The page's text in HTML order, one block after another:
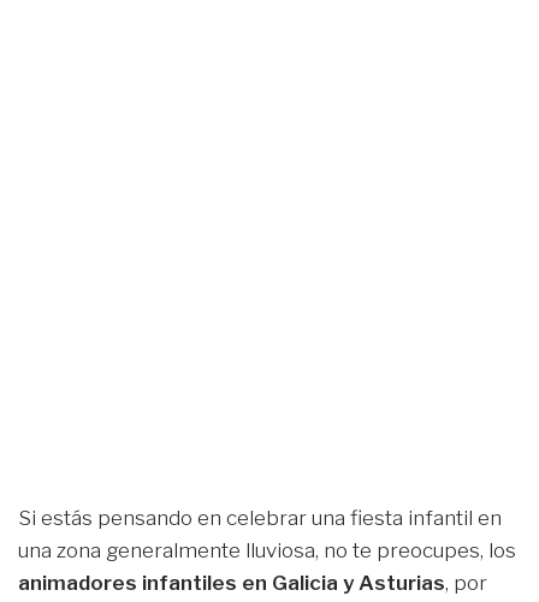
Si estás pensando en celebrar una fiesta infantil en
una zona generalmente lluviosa, no te preocupes, los
animadores infantiles en Galicia y Asturias, por